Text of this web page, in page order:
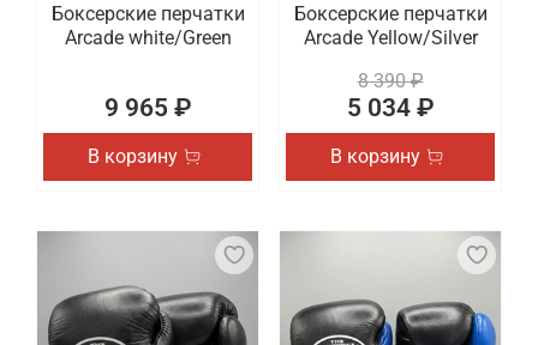
Боксерские перчатки
Arcade white/Green
9 965 ₽
В корзину
Боксерские перчатки
Arcade Yellow/Silver
8 390 ₽
5 034 ₽
В корзину